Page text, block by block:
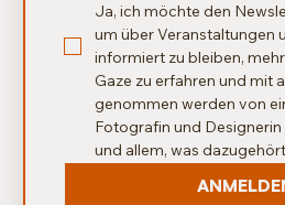
Ja, ich möchte den
um über Veranstaltungen
informiert zu bleiben,
Gaze zu erfahren und mit
genommen werden von
Fotografin und
und allem, was